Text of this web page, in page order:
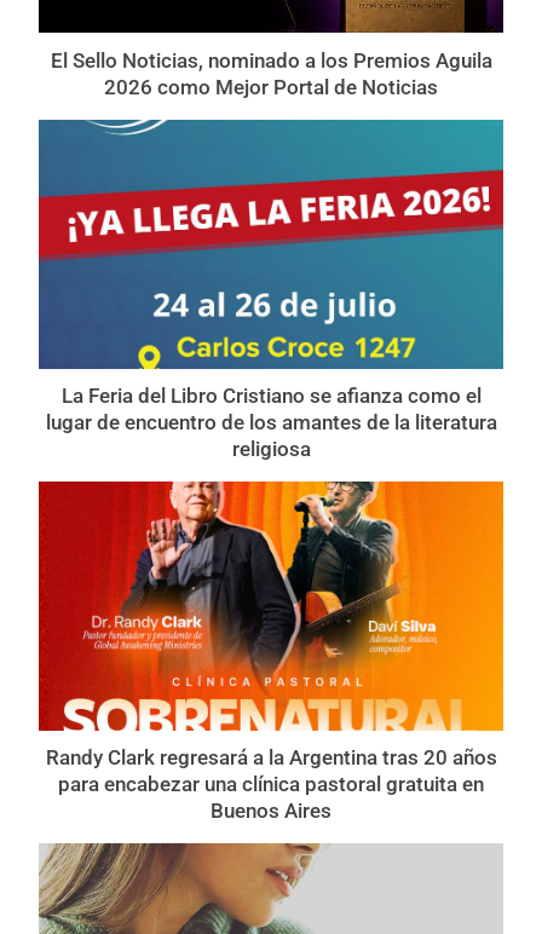
El Sello Noticias, nominado a los Premios Aguila
2026 como Mejor Portal de Noticias
La Feria del Libro Cristiano se afianza como el
lugar de encuentro de los amantes de la literatura
religiosa
Randy Clark regresará a la Argentina tras 20 años
para encabezar una clínica pastoral gratuita en
Buenos Aires